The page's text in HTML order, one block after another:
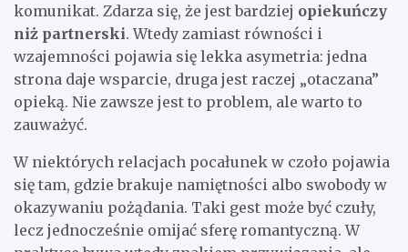
komunikat. Zdarza się, że jest bardziej opiekuńczy
niż partnerski. Wtedy zamiast równości i
wzajemności pojawia się lekka asymetria: jedna
strona daje wsparcie, druga jest raczej „otaczana”
opieką. Nie zawsze jest to problem, ale warto to
zauważyć.
W niektórych relacjach pocałunek w czoło pojawia
się tam, gdzie brakuje namiętności albo swobody w
okazywaniu pożądania. Taki gest może być czuły,
lecz jednocześnie omijać sferę romantyczną. W